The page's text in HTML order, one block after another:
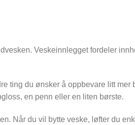
Veskeinnlegget fordeler
ting du ønsker å oppbevare litt
en penn eller en liten børste.
Når du vil bytte veske, løfter du